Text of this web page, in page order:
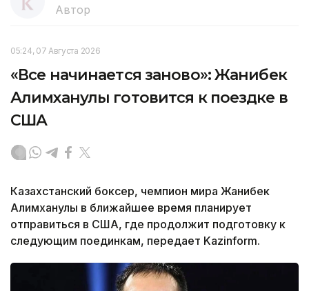
Автор
05:24, 07 Августа 2026
«Все начинается заново»: Жанибек
Алимханулы готовится к поездке в
США
Казахстанский боксер, чемпион мира Жанибек
Алимханулы в ближайшее время планирует
отправиться в США, где продолжит подготовку к
следующим поединкам, передает Kazinform.